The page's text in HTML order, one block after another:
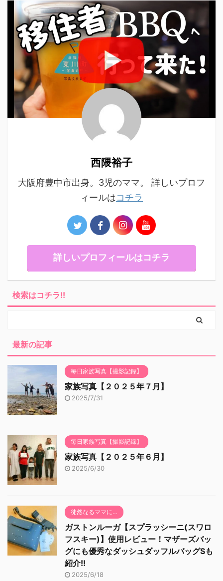
西隈裕子
大阪府豊中市出身。3児のママ。 詳しいプロフ
ィールはコチラ
詳しいプロフィールはコチラ
検索はコチラ!!
最新の記事
毎日家族写真【撮影記録】
家族写真【２０２５年７月】
2025/7/31
毎日家族写真【撮影記録】
家族写真【２０２５年６月】
2025/6/30
徒然なるママに…
ガストンルーガ【スプラッシーニ(スワロ
フスキー)】使用レビュー！マザーズバッ
グにも優秀なダッシュダッフルバッグSも
紹介!!
2025/6/18